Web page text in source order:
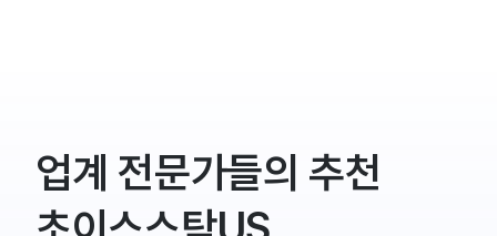
업계 전문가들의 추천